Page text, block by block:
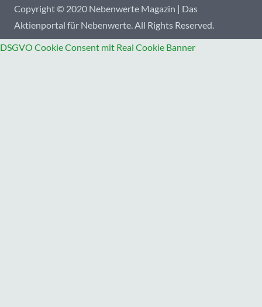
Copyright © 2020 Nebenwerte Magazin | Das
Aktienportal für Nebenwerte. All Rights Reserved.
DSGVO Cookie Consent mit Real Cookie Banner